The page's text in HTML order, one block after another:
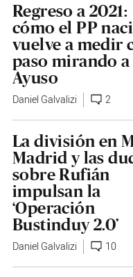
Regreso a 2021:
cómo el PP
vuelve a medir
paso mirando a
Ayuso
Daniel Galvalizi 2
La división en
Madrid y las
sobre Rufián
impulsan la
‘Operación
Bustinduy 2.0’
Daniel Galvalizi 10